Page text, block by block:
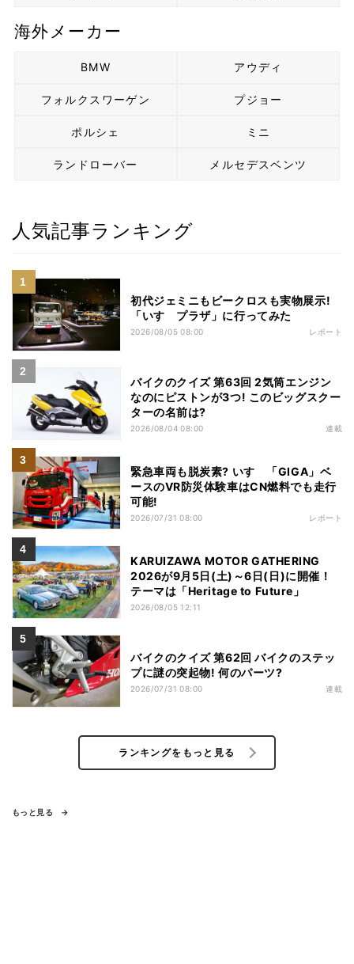
海外メーカー
BMW アウディ
フォルクスワーゲン プジョー
ポルシェ ミニ
ランドローバー メルセデスベンツ
人気記事ランキング
初代ジェミニもビークロスも実物展示!
「いすゞプラザ」に行ってみた
2026/08/05 08:00 レポート
バイクのクイズ 第63回 2気筒エンジン
なのにピストンが3つ! このビッグスクー
ターの名前は?
2026/08/04 08:00 連載
緊急車両も脱炭素? いすゞ「GIGA」ベ
ースのVR防災体験車はCN燃料でも走行
可能!
2026/07/31 08:00 レポート
KARUIZAWA MOTOR GATHERING
2026が9月5日(土)～6日(日)に開催！
テーマは「Heritage to Future」
2026/08/05 12:11
バイクのクイズ 第62回 バイクのステッ
プに謎の突起物! 何のパーツ?
2026/07/31 08:00 連載
ランキングをもっと見る
もっと見る